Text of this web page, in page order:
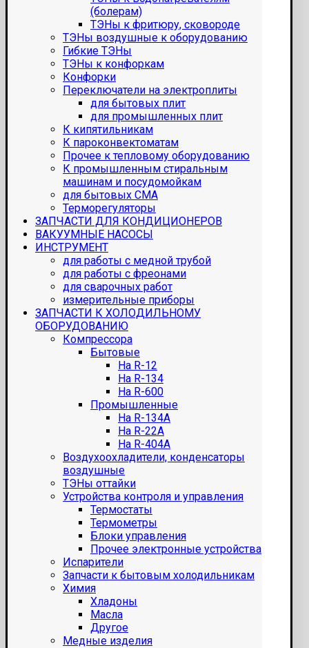
(болерам)
ТЭНы к фритюру, сковороде
ТЭНы воздушные к оборудованию
Гибкие ТЭНы
ТЭНы к конфоркам
Конфорки
Переключатели на электроплиты
для бытовых плит
для промышленных плит
К кипятильникам
К пароконвектоматам
Прочее к тепловому оборудованию
К промышленным стиральным
машинам и посудомойкам
для бытовых СМА
Терморегуляторы
ЗАПЧАСТИ ДЛЯ КОНДИЦИОНЕРОВ
ВАКУУМНЫЕ НАСОСЫ
ИНСТРУМЕНТ
для работы с медной трубой
для работы с фреонами
для сварочных работ
измерительные приборы
ЗАПЧАСТИ К ХОЛОДИЛЬНОМУ
ОБОРУДОВАНИЮ
Компрессора
Бытовые
На R-12
На R-134
На R-600
Промышленные
На R-134A
На R-22A
На R-404A
Воздухоохладители, конденсаторы
воздушные
ТЭНы оттайки
Устройства контроля и управления
Термостаты
Термометры
Блоки управления
Прочее электронные устройства
Испарители
Запчасти к бытовым холодильникам
Химия
Хладоны
Масла
Другое
Медные изделия